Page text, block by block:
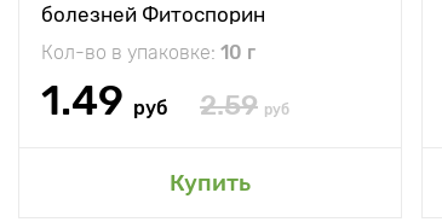
болезней Фитоспорин
Кол-во в упаковке: 10 г
1.49 руб 2.59 руб
Купить